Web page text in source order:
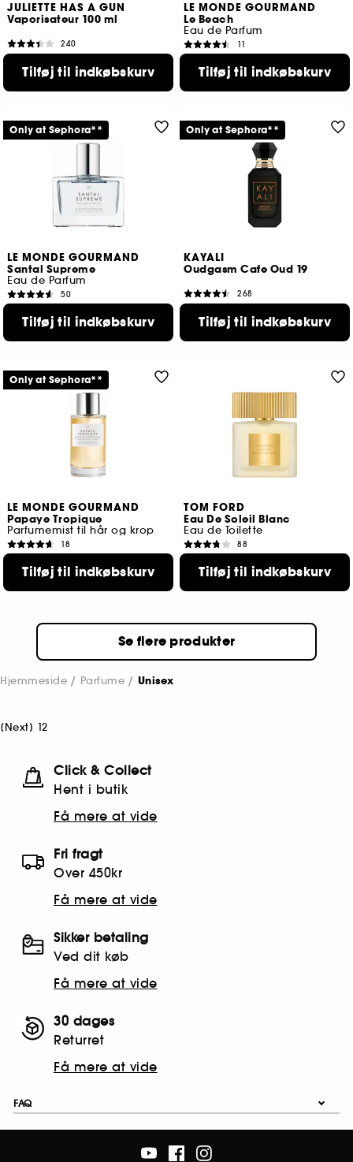
JULIETTE HAS A GUN
Vaporisateur 100 ml
240
1.149,00 KR
Tilføj til indkøbskurv
LE MONDE GOURMAND
Le Beach
Eau de Parfum
11
Tilføj til indkøbskurv
LE MONDE GOURMAND
Santal Supreme
Eau de Parfum
50
Tilføj til indkøbskurv
Only at Sephora**
KAYALI
Oudgasm Cafe Oud 19
268
2 størrelser tilgængelige
Tilføj til indkøbskurv
Only at Sephora**
LE MONDE GOURMAND
Papaye Tropique
Parfumemist til hår og krop
18
Tilføj til indkøbskurv
Only at Sephora**
TOM FORD
Eau De Soleil Blanc
Eau de Toilette
88
4 størrelser tilgængelige
Tilføj til indkøbskurv
Se flere produkter
Hjemmeside Parfume Unisex
[Next] 12
Click & Collect
Hent i butik
Få mere at vide
Fri fragt
Over 450kr
Få mere at vide
Sikker betaling
Ved dit køb
Få mere at vide
30 dages
Returret
Få mere at vide
FAQ